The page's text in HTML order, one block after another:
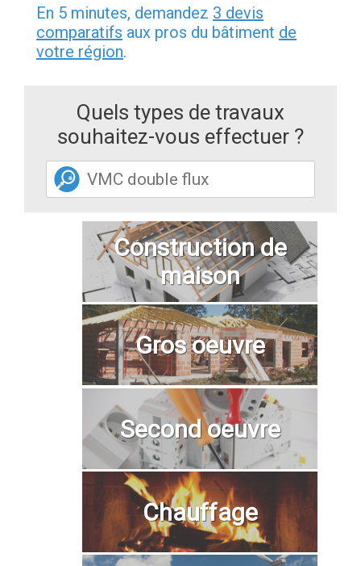
En 5 minutes, demandez 3 devis
comparatifs aux pros du bâtiment de
votre région.
Quels types de travaux
souhaitez-vous effectuer ?
Construction de
maison
Gros oeuvre
Second oeuvre
Chauffage